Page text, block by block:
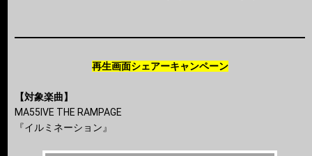
再生画面シェアーキャンペーン
【対象楽曲】
MA55IVE THE RAMPAGE
『イルミネーション』